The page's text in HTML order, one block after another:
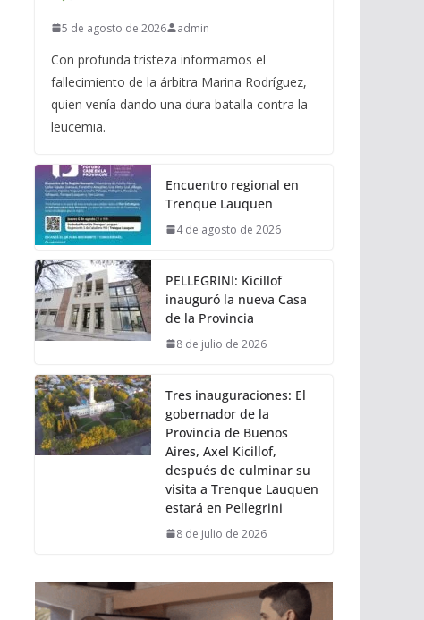
5 de agosto de 2026 admin
Con profunda tristeza informamos el
fallecimiento de la árbitra Marina Rodríguez,
quien venía dando una dura batalla contra la
leucemia.
Encuentro regional en
Trenque Lauquen
4 de agosto de 2026
PELLEGRINI: Kicillof
inauguró la nueva Casa
de la Provincia
8 de julio de 2026
Tres inauguraciones: El
gobernador de la
Provincia de Buenos
Aires, Axel Kicillof,
después de culminar su
visita a Trenque Lauquen
estará en Pellegrini
8 de julio de 2026